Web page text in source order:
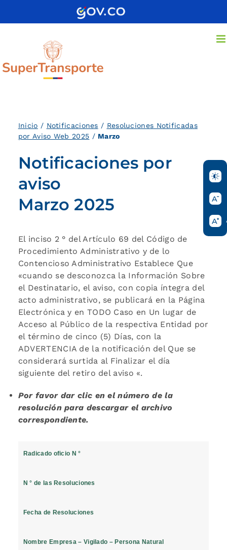
Inicio / Notificaciones / Resoluciones Notificadas
por Aviso Web 2025 / Marzo
Notificaciones por
aviso
Marzo 2025
El inciso 2 ° del Artículo 69 del Código de
Procedimiento Administrativo y de lo
Contencioso Administrativo Establece Que
«cuando se desconozca la Información Sobre
el Destinatario, el aviso, con copia íntegra del
acto administrativo, se publicará en la Página
Electrónica y en TODO Caso en Un lugar de
Acceso al Público de la respectiva Entidad por
el término de cinco (5) Días, con la
ADVERTENCIA de la notificación del Que se
considerará surtida al Finalizar el día
siguiente del retiro del aviso «.
Por favor dar clic en el número de la
resolución para descargar el archivo
correspondiente.
Radicado oficio N °
N ° de las Resoluciones
Fecha de Resoluciones
Nombre Empresa – Vigilado – Persona Natural